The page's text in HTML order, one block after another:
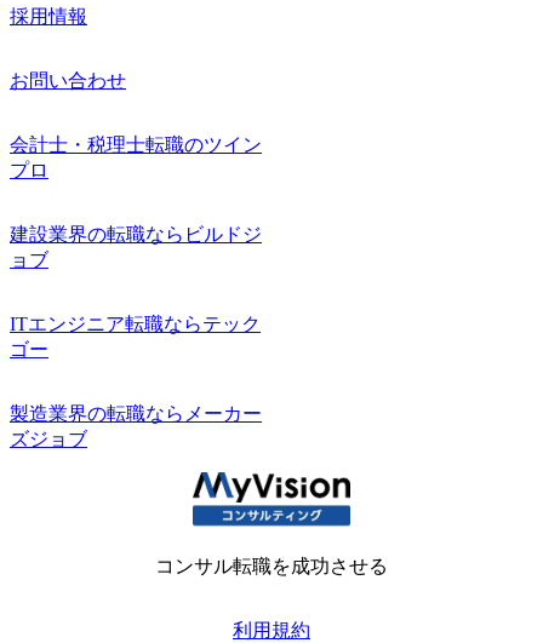
採用情報
お問い合わせ
会計士・税理士転職のツイン
プロ
建設業界の転職ならビルドジ
ョブ
ITエンジニア転職ならテック
ゴー
製造業界の転職ならメーカー
ズジョブ
コンサル転職を成功させる
利用規約